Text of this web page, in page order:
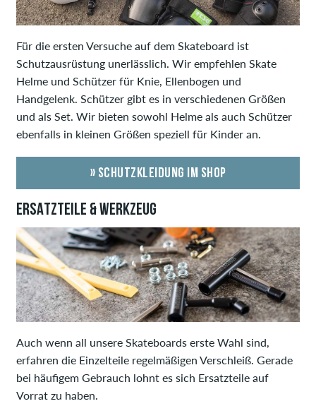
Für die ersten Versuche auf dem Skateboard ist
Schutzausrüstung unerlässlich. Wir empfehlen Skate
Helme und Schützer für Knie, Ellenbogen und
Handgelenk. Schützer gibt es in verschiedenen Größen
und als Set. Wir bieten sowohl Helme als auch Schützer
ebenfalls in kleinen Größen speziell für Kinder an.
» SCHUTZKLEIDUNG IM SHOP
ERSATZTEILE & WERKZEUG
Auch wenn all unsere Skateboards erste Wahl sind,
erfahren die Einzelteile regelmäßigen Verschleiß. Gerade
bei häufigem Gebrauch lohnt es sich Ersatzteile auf
Vorrat zu haben.